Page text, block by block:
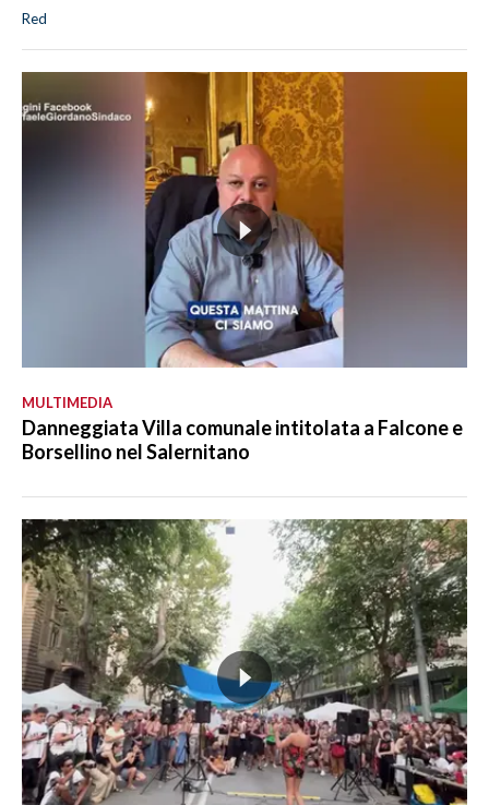
Red
MULTIMEDIA
Danneggiata Villa comunale intitolata a Falcone e
Borsellino nel Salernitano